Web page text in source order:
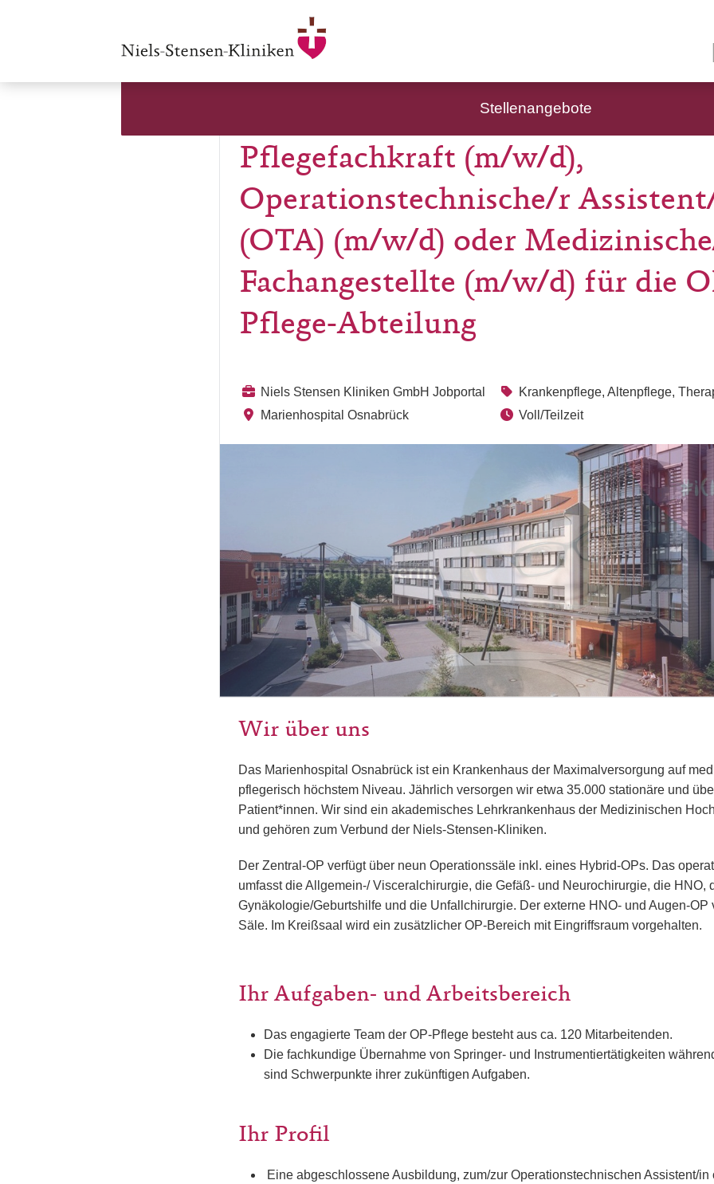
Stellenangebote
Pflegefachkraft (m/w/d),
Operationstechnische/r
(OTA) (m/w/d) oder
Fachangestellte (m/w/d) für die
Pflege-Abteilung
Niels Stensen Kliniken GmbH Jobportal
Marienhospital Osnabrück
Krankenpflege, Altenpflege,
Voll/Teilzeit
Wir über uns
Das Marienhospital Osnabrück ist ein Krankenhaus der Maximalversorgung auf
pflegerisch höchstem Niveau. Jährlich versorgen wir etwa 35.000 stationäre und
Patient*innen. Wir sind ein akademisches Lehrkrankenhaus der Medizinischen
und gehören zum Verbund der Niels-Stensen-Kliniken.
Der Zentral-OP verfügt über neun Operationssäle inkl. eines Hybrid-OPs. Das
umfasst die Allgemein-/ Visceralchirurgie, die Gefäß- und Neurochirurgie, die HNO,
Gynäkologie/Geburtshilfe und die Unfallchirurgie. Der externe HNO- und Augen-OP
Säle. Im Kreißsaal wird ein zusätzlicher OP-Bereich mit Eingriffsraum vorgehalten.
Ihr Aufgaben- und Arbeitsbereich
Das engagierte Team der OP-Pflege besteht aus ca. 120 Mitarbeitenden.
Die fachkundige Übernahme von Springer- und Instrumentiertätigkeiten
sind Schwerpunkte ihrer zukünftigen Aufgaben.
Ihr Profil
Eine abgeschlossene Ausbildung, zum/zur Operationstechnischen Assistent/in